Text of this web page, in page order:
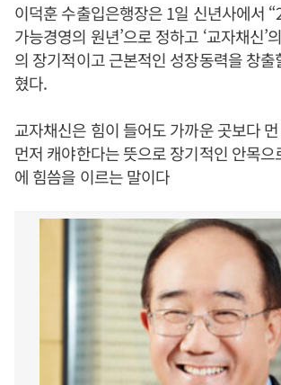
이덕훈 수출입은행장은 1일 신년사에서
가능경영의 원년’으로 정하고 ‘교자채신’
의 장기적이고 근본적인 성장동력을 창출
혔다.
교자채신은 힘이 들어도 가까운 곳보다
먼저 캐야한다는 뜻으로 장기적인 안목
에 힘씀을 이르는 말이다